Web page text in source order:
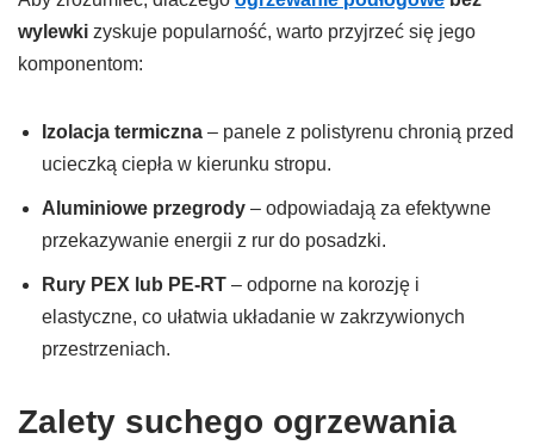
wylewki zyskuje popularność, warto przyjrzeć się jego
komponentom:
Izolacja termiczna – panele z polistyrenu chronią przed
ucieczką ciepła w kierunku stropu.
Aluminiowe przegrody – odpowiadają za efektywne
przekazywanie energii z rur do posadzki.
Rury PEX lub PE-RT – odporne na korozję i
elastyczne, co ułatwia układanie w zakrzywionych
przestrzeniach.
Zalety suchego ogrzewania